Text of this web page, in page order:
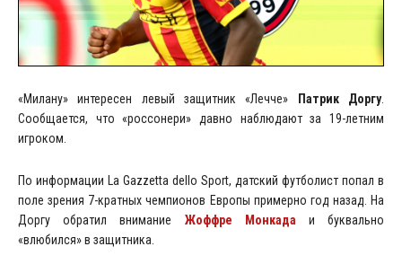
«Милану» интересен левый защитник «Лечче» Патрик Доргу.
Сообщается, что «россонери» давно наблюдают за 19-летним
игроком.
По информации La Gazzetta dello Sport, датский футболист попал в
поле зрения 7-кратных чемпионов Европы примерно год назад. На
Доргу обратил внимание Жоффре Монкада и буквально
«влюбился» в защитника.